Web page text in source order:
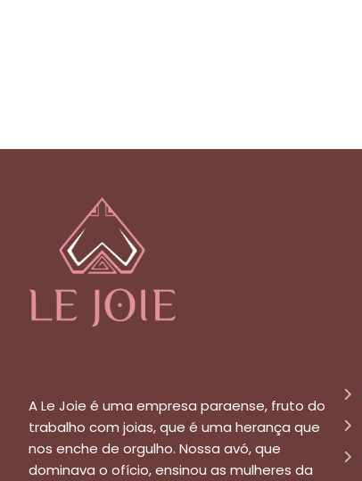
A Le Joie é uma empresa paraense, fruto do
trabalho com joias, que é uma herança que
nos enche de orgulho. Nossa avó, que
dominava o ofício, ensinou as mulheres da